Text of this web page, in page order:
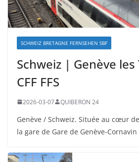
SCHWEIZ BRETAGNE FERNSEHEN SBF
Schweiz | Genève les
CFF FFS
2026-03-07 QUIBERON 24
Genève / Schweiz. Située au cœur
la gare de Gare de Genève-Cornavin